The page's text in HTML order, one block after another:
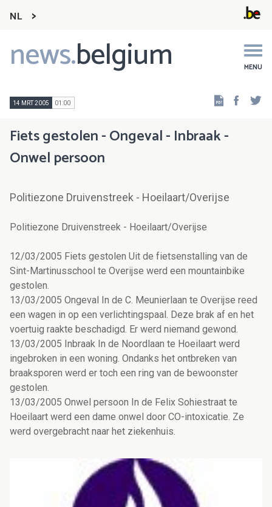
NL
news.belgium MENU
Main
navigation
14 MRT 2005 01:00
Fiets gestolen - Ongeval - Inbraak -
Onwel persoon
Politiezone Druivenstreek - Hoeilaart/Overijse
Politiezone Druivenstreek - Hoeilaart/Overijse
12/03/2005 Fiets gestolen Uit de fietsenstalling van de
Sint-Martinusschool te Overijse werd een mountainbike
gestolen.
13/03/2005 Ongeval In de C. Meunierlaan te Overijse reed
een wagen in op een verlichtingspaal. Deze brak af en het
voertuig raakte beschadigd. Er werd niemand gewond.
13/03/2005 Inbraak In de Noordlaan te Hoeilaart werd
ingebroken in een woning. Ondanks het ontbreken van
braaksporen werd er toch een ring van de bewoonster
gestolen.
13/03/2005 Onwel persoon In de Felix Sohiestraat te
Hoeilaart werd een dame onwel door CO-intoxicatie. Ze
werd overgebracht naar het ziekenhuis.